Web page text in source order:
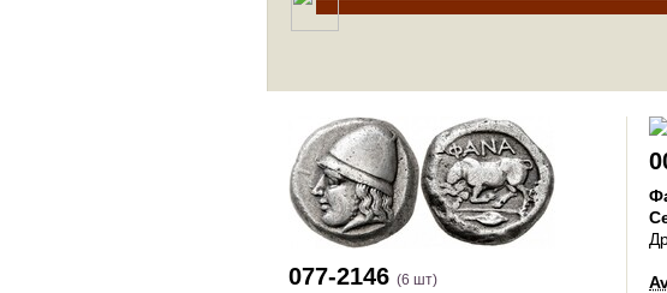
077-2146 (6 шт)